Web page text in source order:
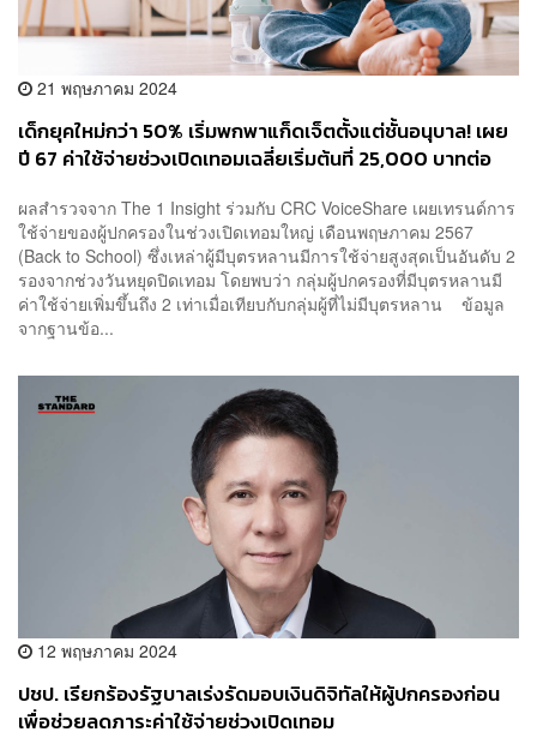
21 พฤษภาคม 2024
เด็กยุคใหม่กว่า 50% เริ่มพกพาแก็ดเจ็ตตั้งแต่ชั้นอนุบาล! เผย
ปี 67 ค่าใช้จ่ายช่วงเปิดเทอมเฉลี่ยเริ่มต้นที่ 25,000 บาทต่อ
ผลสำรวจจาก The 1 Insight ร่วมกับ CRC VoiceShare เผยเทรนด์การ
ใช้จ่ายของผู้ปกครองในช่วงเปิดเทอมใหญ่ เดือนพฤษภาคม 2567
(Back to School) ซึ่งเหล่าผู้มีบุตรหลานมีการใช้จ่ายสูงสุดเป็นอันดับ 2
รองจากช่วงวันหยุดปิดเทอม โดยพบว่า กลุ่มผู้ปกครองที่มีบุตรหลานมี
ค่าใช้จ่ายเพิ่มขึ้นถึง 2 เท่าเมื่อเทียบกับกลุ่มผู้ที่ไม่มีบุตรหลาน ข้อมูล
จากฐานข้อ...
12 พฤษภาคม 2024
ปชป. เรียกร้องรัฐบาลเร่งรัดมอบเงินดิจิทัลให้ผู้ปกครองก่อน
เพื่อช่วยลดภาระค่าใช้จ่ายช่วงเปิดเทอม